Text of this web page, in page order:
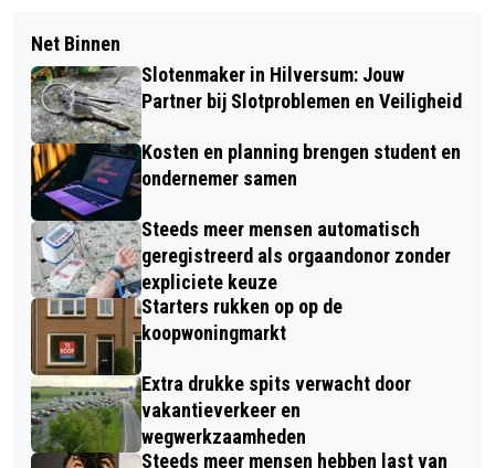
Net Binnen
Slotenmaker in Hilversum: Jouw
Partner bij Slotproblemen en Veiligheid
Kosten en planning brengen student en
ondernemer samen
Steeds meer mensen automatisch
geregistreerd als orgaandonor zonder
expliciete keuze
Starters rukken op op de
koopwoningmarkt
Extra drukke spits verwacht door
vakantieverkeer en
wegwerkzaamheden
Steeds meer mensen hebben last van